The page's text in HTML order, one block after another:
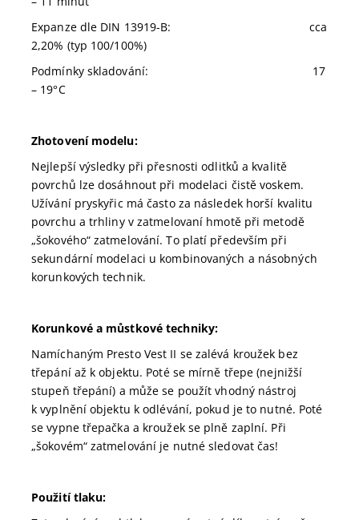
Expanze dle DIN 13919-B: cca
2,20% (typ 100/100%)
Podmínky skladování: 17
– 19°C
Zhotovení modelu:
Nejlepší výsledky při přesnosti odlitků a kvalitě
povrchů lze dosáhnout při modelaci čistě voskem.
Užívání pryskyřic má často za následek horší kvalitu
povrchu a trhliny v zatmelovaní hmotě při metodě
„šokového“ zatmelování. To platí především při
sekundární modelaci u kombinovaných a násobných
korunkových technik.
Korunkové a můstkové techniky:
Namíchaným Presto Vest II se zalévá kroužek bez
třepání až k objektu. Poté se mírně třepe (nejnižší
stupeň třepání) a může se použít vhodný nástroj
k vyplnění objektu k odlévání, pokud je to nutné. Poté
se vypne třepačka a kroužek se plně zaplní. Při
„šokovém“ zatmelování je nutné sledovat čas!
Použití tlaku: